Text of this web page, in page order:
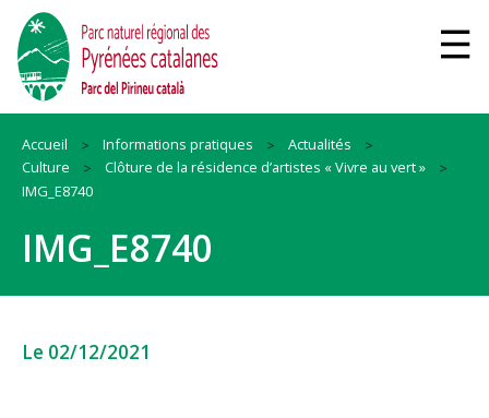
Accueil Informations pratiques
Actualités
Culture
Clôture de la résidence d’artistes « Vivre au vert »
IMG_E8740
IMG_E8740
Le 02/12/2021